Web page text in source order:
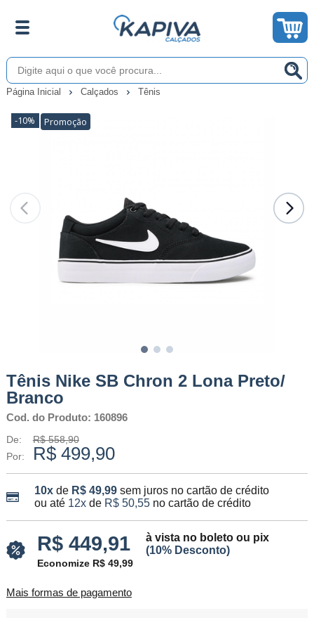
Página Inicial Calçados Tênis
-10% Promoção
Tênis Nike SB Chron 2 Lona Preto/
Branco
Cod. do Produto: 160896
De:
R$ 558,90
Por:
R$ 499,90
10xde R$ 49,99 sem juros no cartão de crédito
ou até 12xde R$ 50,55no cartão de crédito
R$ 449,91
à vista no boleto ou pix
(10% Desconto)
Economize R$ 49,99
Mais formas de pagamento